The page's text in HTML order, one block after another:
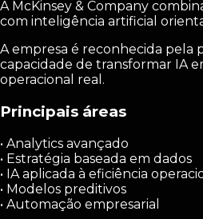
A McKinsey & Company
com inteligência artificial
A empresa é reconhecida pela
capacidade de transformar IA
operacional real.
Principais áreas
• Analytics avançado
• Estratégia baseada em dados
• IA aplicada à eficiência
• Modelos preditivos
• Automação empresarial